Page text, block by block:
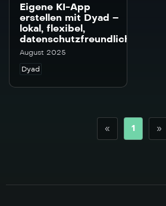
Eigene KI-App
erstellen mit Dyad –
lokal, flexibel,
datenschutzfreundlich
August 2025
Dyad
« 1 »